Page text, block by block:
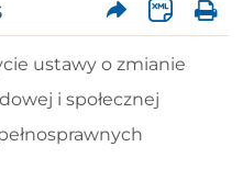
ustawy o zmianie
i społecznej